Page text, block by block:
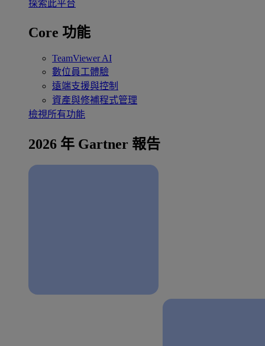
探索此平台
Core 功能
TeamViewer AI
數位員工體驗
遠端支援與控制
資產與修補程式管理
檢視所有功能
2026 年 Gartner 報告